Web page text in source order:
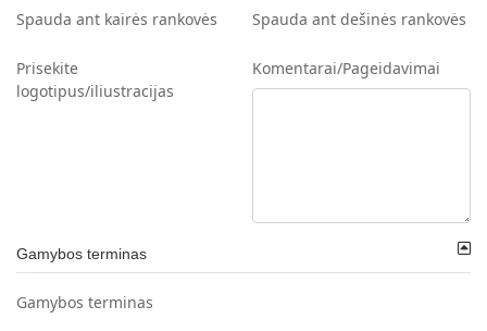
Spauda ant kairės rankovės Spauda ant dešinės rankovės
Prisekite
logotipus/iliustracijas
Komentarai/Pageidavimai
Gamybos terminas
Gamybos terminas